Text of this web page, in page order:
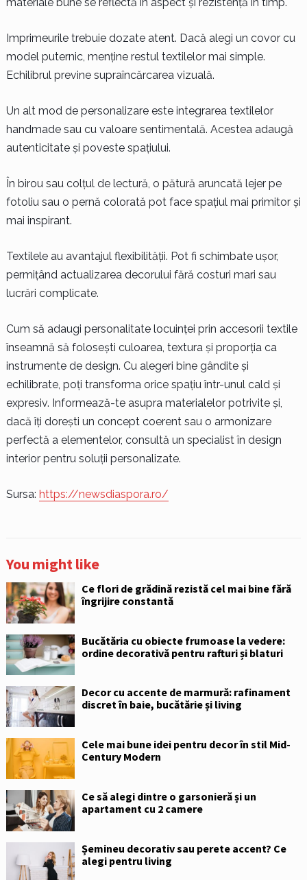
Imprimeurile trebuie dozate atent. Dacă alegi un covor cu
model puternic, menține restul textilelor mai simple.
Echilibrul previne supraîncărcarea vizuală.
Un alt mod de personalizare este integrarea textilelor
handmade sau cu valoare sentimentală. Acestea adaugă
autenticitate și poveste spațiului.
În birou sau colțul de lectură, o pătură aruncată lejer pe
fotoliu sau o pernă colorată pot face spațiul mai primitor și
mai inspirant.
Textilele au avantajul flexibilității. Pot fi schimbate ușor,
permițând actualizarea decorului fără costuri mari sau
lucrări complicate.
Cum să adaugi personalitate locuinței prin accesorii textile
înseamnă să folosești culoarea, textura și proporția ca
instrumente de design. Cu alegeri bine gândite și
echilibrate, poți transforma orice spațiu într-unul cald și
expresiv. Informează-te asupra materialelor potrivite și,
dacă îți dorești un concept coerent sau o armonizare
perfectă a elementelor, consultă un specialist în design
interior pentru soluții personalizate.
Sursa: https://newsdiaspora.ro/
You might like
Ce flori de grădină rezistă cel mai bine fără
îngrijire constantă
Bucătăria cu obiecte frumoase la vedere:
ordine decorativă pentru rafturi și blaturi
Decor cu accente de marmură: rafinament
discret în baie, bucătărie și living
Cele mai bune idei pentru decor în stil Mid-
Century Modern
Ce să alegi dintre o garsonieră și un
apartament cu 2 camere
Șemineu decorativ sau perete accent? Ce
alegi pentru living